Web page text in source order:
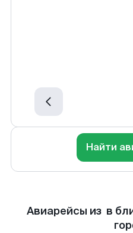
Найти
Авиарейсы из в